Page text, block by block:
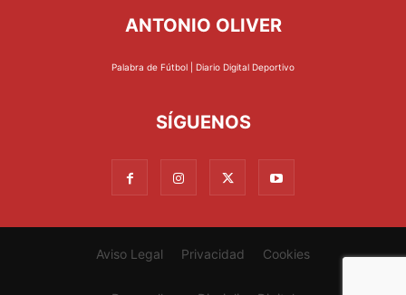
ANTONIO OLIVER
Palabra de Fútbol | Diario Digital Deportivo
SÍGUENOS
Aviso Legal Privacidad Cookies